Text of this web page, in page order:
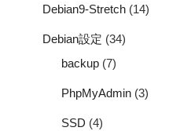
Debian9-Stretch (14)
Debian設定 (34)
backup (7)
PhpMyAdmin (3)
SSD (4)